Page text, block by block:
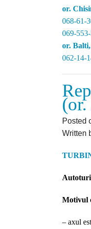
or.
068-61-
069-
or.
062-14-
Posted
Written
Motivul
– axul